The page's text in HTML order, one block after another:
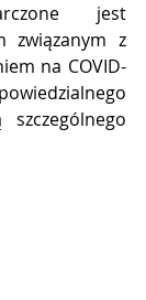
jest
związanym z
na COVID-